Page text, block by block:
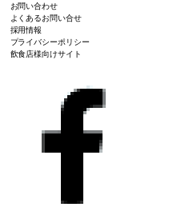
お問い合わせ
よくあるお問い合せ
採用情報
プライバシーポリシー
飲食店様向けサイト